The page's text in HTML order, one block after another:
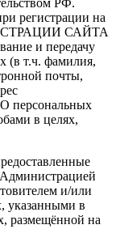
РФ.
регистрации на
САЙТА
и передачу
(в т.ч. фамилия,
почты,
персональных
в целях,
и/или
указанными в
размещённой на